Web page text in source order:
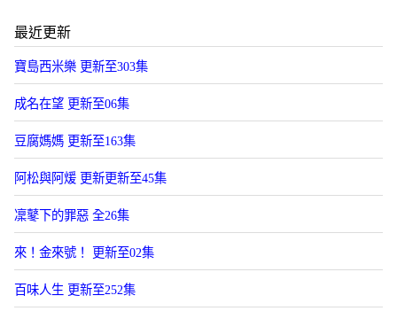
最近更新
寶島西米樂 更新至303集
成名在望 更新至06集
豆腐媽媽 更新至163集
阿松與阿煖 更新更新至45集
凜鼕下的罪惡 全26集
來！金來號！ 更新至02集
百味人生 更新至252集